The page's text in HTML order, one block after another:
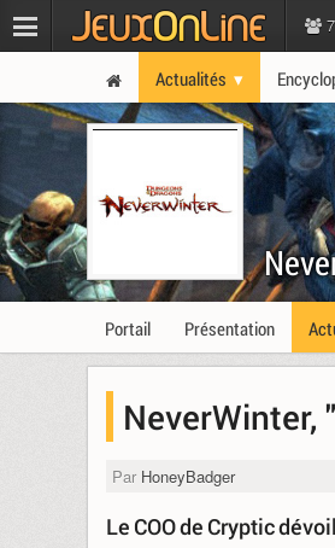
Actualités
Portail Présentation
NeverWinter,
Par HoneyBadger
Le COO de Cryptic